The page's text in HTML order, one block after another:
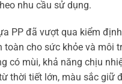
nhu cầu sử dụng.
PP đã vượt qua kiểm
toàn cho sức khỏe và môi
có mùi, khả năng chịu
thời tiết lớn, màu sắc giữ